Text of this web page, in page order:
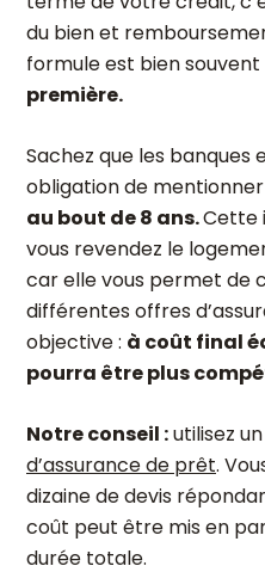
du bien et
formule est bien souvent
première.
Sachez que les banques
obligation de
au bout de 8 ans.Cette
vous revendez le
car elle vous permet de
différentes offres
objective : à coût final
pourra être plus
Notre conseil :utilisez un
d’assurance de prêt.
dizaine de devis
coût peut être mis en
durée totale.